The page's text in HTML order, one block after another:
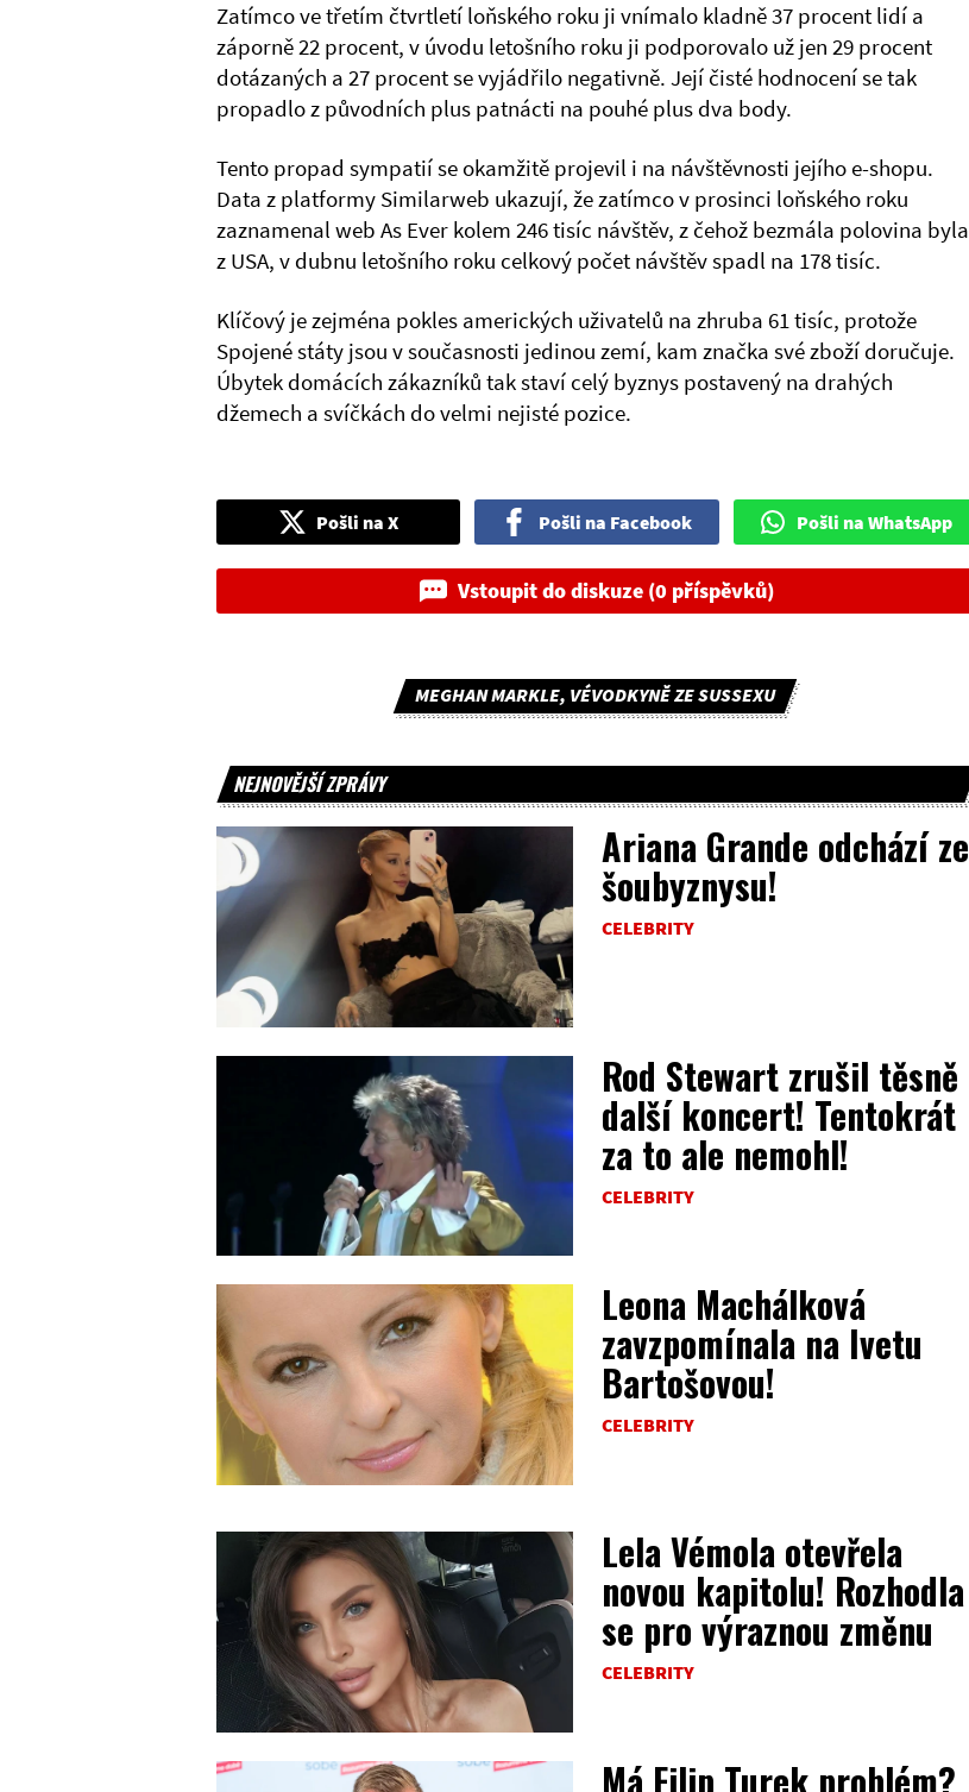
Zatímco ve třetím čtvrtletí loňského roku ji vnímalo kladně 37 procent lidí a
záporně 22 procent, v úvodu letošního roku ji podporovalo už jen 29 procent
dotázaných a 27 procent se vyjádřilo negativně. Její čisté hodnocení se tak
propadlo z původních plus patnácti na pouhé plus dva body.
Tento propad sympatií se okamžitě projevil i na návštěvnosti jejího e-shopu.
Data z platformy Similarweb ukazují, že zatímco v prosinci loňského roku
zaznamenal web As Ever kolem 246 tisíc návštěv, z čehož bezmála polovina byla
z USA, v dubnu letošního roku celkový počet návštěv spadl na 178 tisíc.
Klíčový je zejména pokles amerických uživatelů na zhruba 61 tisíc, protože
Spojené státy jsou v současnosti jedinou zemí, kam značka své zboží doručuje.
Úbytek domácích zákazníků tak staví celý byznys postavený na drahých
džemech a svíčkách do velmi nejisté pozice.
Pošli na X Pošli na Facebook Pošli na WhatsApp
Vstoupit do diskuze (0 příspěvků)
MEGHAN MARKLE, VÉVODKYNĚ ZE SUSSEXU
NEJNOVĚJŠÍ ZPRÁVY
Ariana Grande odchází ze
šoubyznysu!
CELEBRITY
Rod Stewart zrušil těsně
další koncert! Tentokrát
za to ale nemohl!
CELEBRITY
Leona Machálková
zavzpomínala na Ivetu
Bartošovou!
CELEBRITY
Lela Vémola otevřela
novou kapitolu! Rozhodla
se pro výraznou změnu
CELEBRITY
Má Filip Turek problém?